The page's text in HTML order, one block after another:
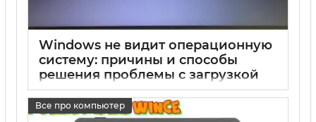
Windows не видит операционную
систему: причины и способы
решения проблемы с загрузкой
компьютера
17 05 2025 0
Все про компьютер